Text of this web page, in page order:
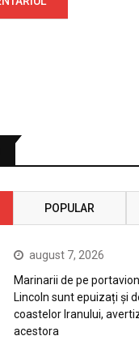
POPULAR
august 7, 2026
Marinarii de pe
Lincoln sunt epuizați și
coastelor Iranului,
acestora